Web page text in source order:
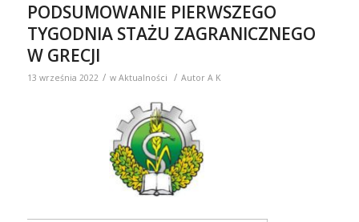
PODSUMOWANIE PIERWSZEGO
TYGODNIA STAŻU ZAGRANICZNEGO
W GRECJI
13 września 2022 / w Aktualności / Autor A K